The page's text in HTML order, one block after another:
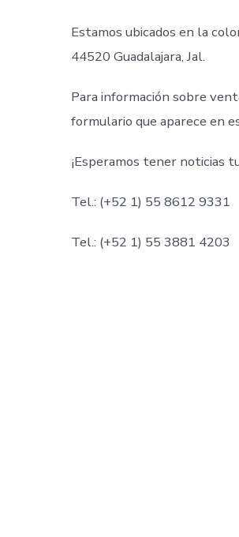
Estamos ubicados en la
44520 Guadalajara, Jal.
Para información sobre
formulario que aparece en
¡Esperamos tener noticias
Tel.: (+52 1) 55 8612 9331
Tel.: (+52 1) 55 3881 4203